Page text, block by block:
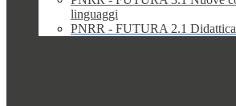
linguaggi
PNRR - FUTURA 2.1 Didattica